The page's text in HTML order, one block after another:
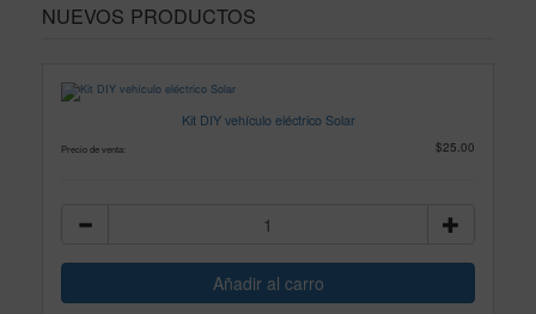
NUEVOS PRODUCTOS
Kit DIY vehículo eléctrico Solar
Precio de venta: $25.00